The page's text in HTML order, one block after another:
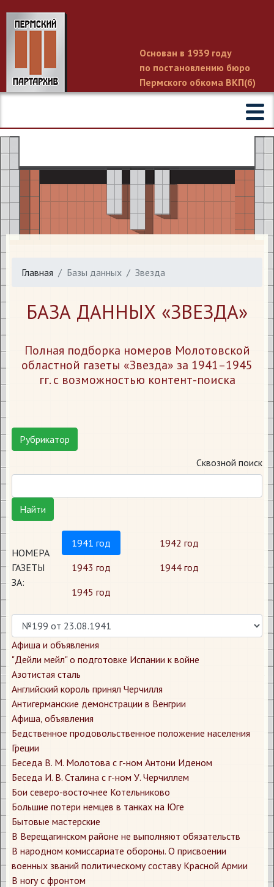
Основан в 1939 году
по постановлению бюро
Пермского обкома ВКП(б)
Главная Базы данных Звезда
БАЗА ДАННЫХ «ЗВЕЗДА»
Полная подборка номеров Молотовской
областной газеты «Звезда» за 1941–1945
гг. с возможностью контент-поиска
Рубрикатор
Сквозной поиск
Найти
НОМЕРА
ГАЗЕТЫ
ЗА:
1941 год
1942 год
1943 год
1944 год
1945 год
Афиша и объявления
"Дейли мейл" о подготовке Испании к войне
Азотистая сталь
Английский король принял Черчилля
Антигерманские демонстрации в Венгрии
Афиша, объявления
Бедственное продовольственное положение населения
Греции
Беседа В. М. Молотова с г-ном Антони Иденом
Беседа И. В. Сталина с г-ном У. Черчиллем
Бои северо-восточнее Котельниково
Большие потери немцев в танках на Юге
Бытовые мастерские
В Верещагинском районе не выполняют обязательств
В народном комиссариате обороны. О присвоении
военных званий политическому составу Красной Армии
В ногу с фронтом